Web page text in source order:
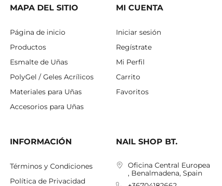
MAPA DEL SITIO
Página de inicio
Productos
Esmalte de Uñas
PolyGel / Geles Acrílicos
Materiales para Uñas
Accesorios para Uñas
MI CUENTA
Iniciar sesión
Regístrate
Mi Perfil
Carrito
Favoritos
INFORMACIÓN
Términos y Condiciones
Política de Privacidad
NAIL SHOP BT.
Oficina Central Europea
, Benalmadena, Spain